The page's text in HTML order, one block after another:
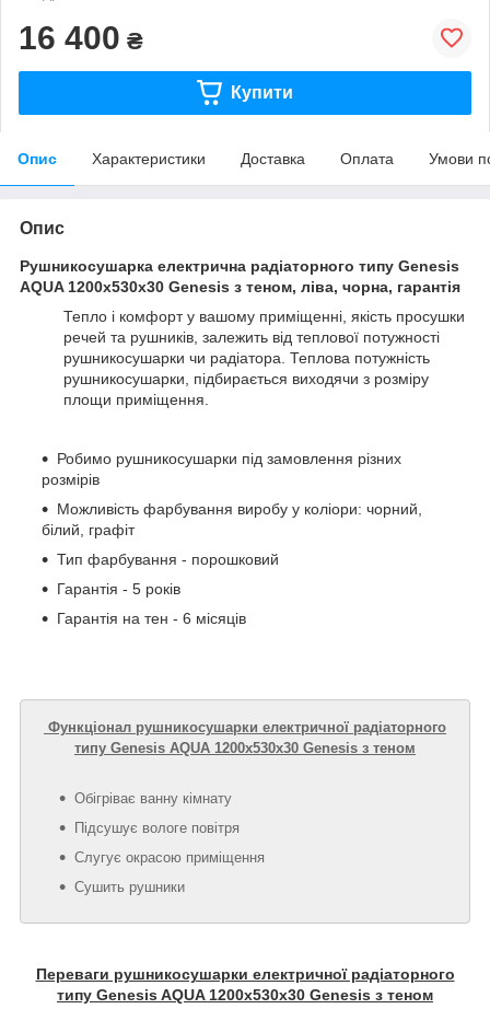
16 400 ₴
Купити
Опис Характеристики Доставка Оплата Умови
Опис
Рушникосушарка електрична радіаторного типу Genesis
AQUA 1200х530х30 Genesis з теном, ліва, чорна, гарантія
Тепло і комфорт у вашому приміщенні, якість просушки
речей та рушників, залежить від теплової потужності
рушникосушарки чи радіатора. Теплова потужність
рушникосушарки, підбирається виходячи з розміру
площи приміщення.
Робимо рушникосушарки під замовлення різних
розмірів
Можливість фарбування виробу у коліори: чорний,
білий, графіт
Тип фарбування - порошковий
Гарантія - 5 років
Гарантія на тен - 6 місяців
Функціонал рушникосушарки електричної радіаторного
типу Genesis AQUA 1200х530х30 Genesis з теном
Обігріває ванну кімнату
Підсушує вологе повітря
Слугує окрасою приміщення
Сушить рушники
Переваги рушникосушарки електричної радіаторного
типу Genesis AQUA 1200х530х30 Genesis з теном